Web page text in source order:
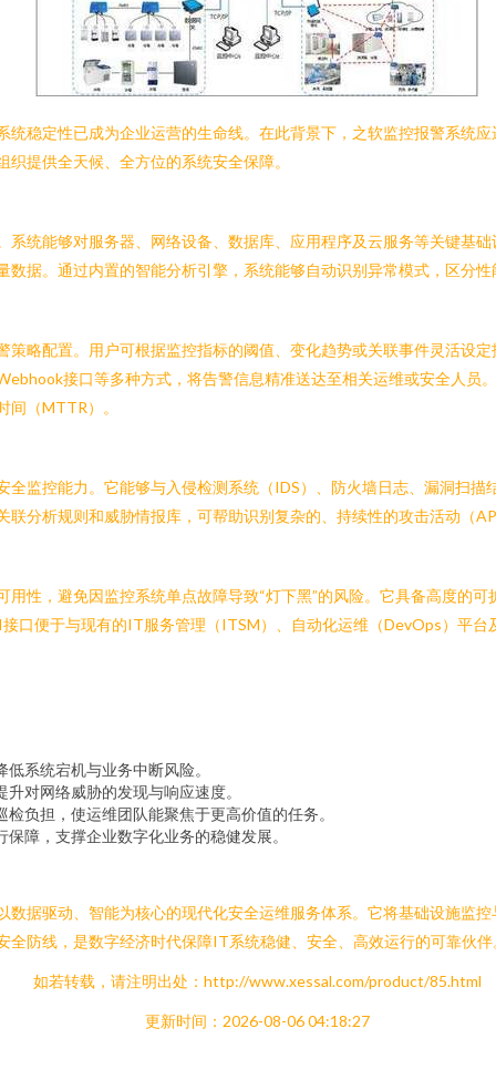
稳定性已成为企业运营的生命线。在此背景下，之软监控报警系统
提供全天候、全方位的系统安全保障。
统能够对服务器、网络设备、数据库、应用程序及云服务等关键基
据。通过内置的智能分析引擎，系统能够自动识别异常模式，区分
略配置。用户可根据监控指标的阈值、变化趋势或关联事件灵活设
接口等多种方式，将告警信息精准送达至相关运维或安全人员
间（MTTR）。
监控能力。它能够与入侵检测系统（IDS）、防火墙日志、漏洞扫描
分析规则和威胁情报库，可帮助识别复杂的、持续性的攻击活动（
性，避免因监控系统单点故障导致“灯下黑”的风险。它具备高度的
口便于与现有的IT服务管理（ITSM）、自动化运维（DevOps）平
系统宕机与业务中断风险。
对网络威胁的发现与响应速度。
负担，使运维团队能聚焦于更高价值的任务。
障，支撑企业数字化业务的稳健发展。
据驱动、智能为核心的现代化安全运维服务体系。它将基础设施监
防线，是数字经济时代保障IT系统稳健、安全、高效运行的可靠伙伴
如若转载，请注明出处：http://www.xessal.com/product/85.html
更新时间：2026-08-06 04:18:27